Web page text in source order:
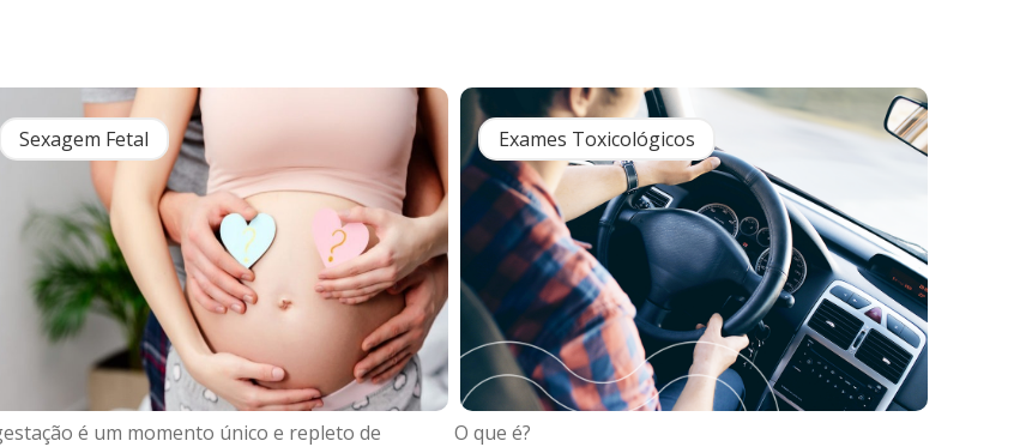
Sexagem Fetal
é um momento único e repleto de
Exames Toxicológicos
O que é?